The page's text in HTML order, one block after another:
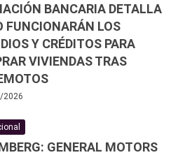
BANCARIA DETALLA
FUNCIONARÁN LOS
Y CRÉDITOS PARA
VIVIENDAS TRAS
2026
GENERAL MOTORS